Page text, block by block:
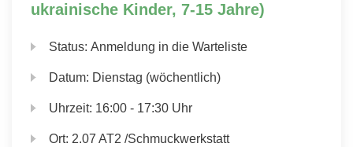
ukrainische Kinder, 7-15 Jahre)
Status:Anmeldung in die Warteliste
Datum: Dienstag (wöchentlich)
Uhrzeit: 16:00 - 17:30 Uhr
Ort: 2.07 AT2 /Schmuckwerkstatt